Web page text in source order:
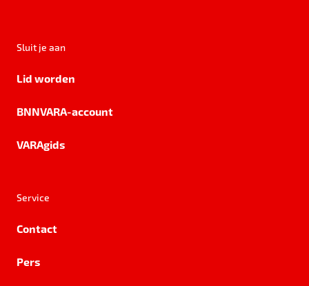
Sluit je aan
Lid worden
BNNVARA-account
VARAgids
Service
Contact
Pers